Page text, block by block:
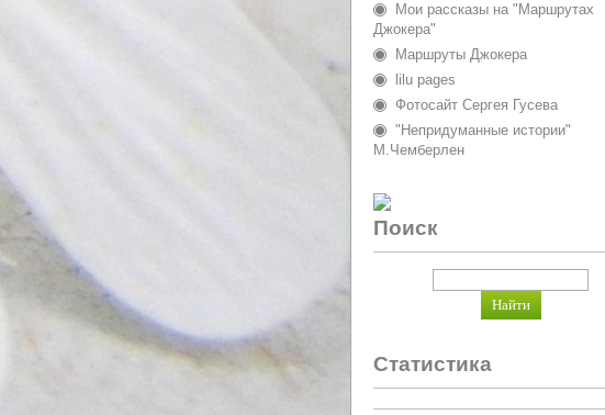
Мои рассказы на "Маршрутах
Джокера"
Маршруты Джокера
lilu pages
Фотосайт Сергея Гусева
"Непридуманные истории"
М.Чемберлен
Поиск
Статистика